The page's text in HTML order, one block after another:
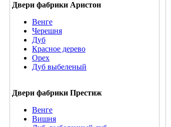
Двери фабрики Аристон
Венге
Черешня
Дуб
Красное дерево
Орех
Дуб выбеленый
Двери фабрики Престиж
Венге
Вишня